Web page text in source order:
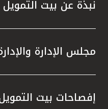
نبذة عن بيت
مجلس الإدارة
إفصاحات بيت